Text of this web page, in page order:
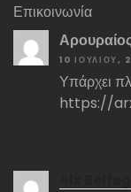
Επικοινωνία
10 ΙΟΥΛΊΟΥ,
Υπάρχει
https://